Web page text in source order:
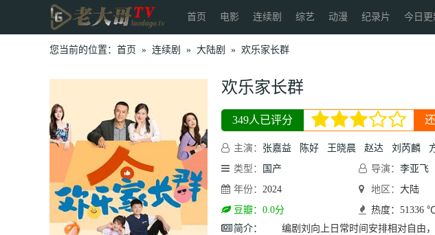
首页 电影 连续剧 综艺 动漫 纪录片 今日更
您当前的位置： 首页 » 连续剧 » 大陆剧 » 欢乐家长群
欢乐家长群
349人已评分
主演： 张嘉益 陈好 王晓晨 赵达 刘芮麟
类型：
国产 导演： 李亚飞
年份： 2024 地区： 大陆
豆瓣：0.0分
热度：51336
简介：
编剧刘向上日常时间安排相对自由，